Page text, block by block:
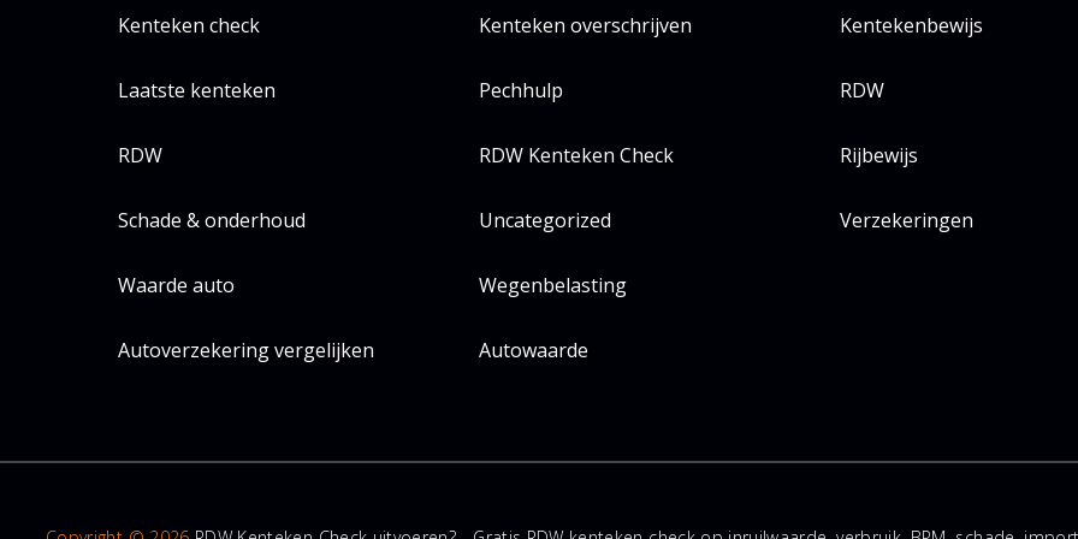
Kenteken check Kenteken overschrijven Kentekenbewijs
Laatste kenteken Pechhulp RDW
RDW RDW Kenteken Check Rijbewijs
Schade & onderhoud Uncategorized Verzekeringen
Waarde auto Wegenbelasting
Autoverzekering vergelijken Autowaarde